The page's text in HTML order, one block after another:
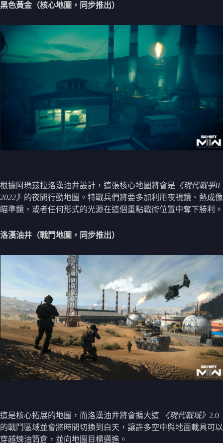
黑色黃金（核心地圖，同步推出）
根據阿瑪茲拉洛漢油井設計，這張核心地圖將會是 《現代戰爭II
2022》 的夜間行動地圖。特戰兵們將要多加利用夜視鏡、熱成像
瞄準鏡，或者任何形式的光源在這個重點戰術位置中奪下勝利。
洛漢油井（戰鬥地圖，同步推出）
這是核心拓展的地圖，而洛漢油井將會擴大這 《現代戰域》 2.0
的戰鬥區域並會將時間切換到白天，讓許多空中與地面載具可以
穿越煉油筒倉，並向地圖目標邁進。